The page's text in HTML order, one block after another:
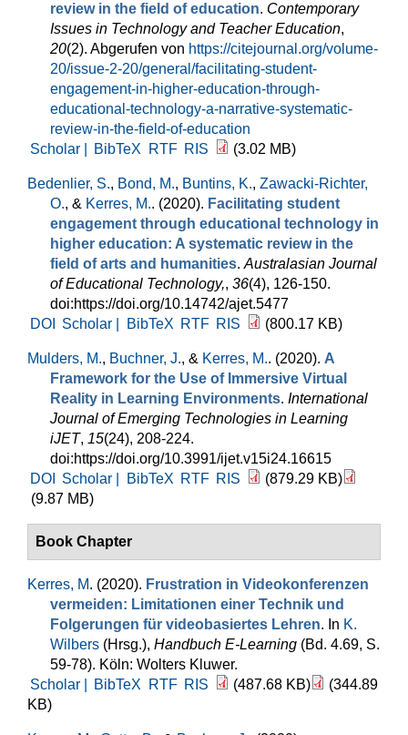
review in the field of education. Contemporary
Issues in Technology and Teacher Education,
20(2). Abgerufen von https://citejournal.org/volume-
20/issue-2-20/general/facilitating-student-
engagement-in-higher-education-through-
educational-technology-a-narrative-systematic-
review-in-the-field-of-education
Scholar |
BibTeX RTF RIS (3.02 MB)
Bedenlier, S., Bond, M., Buntins, K., Zawacki-Richter,
O., & Kerres, M.. (2020). Facilitating student
engagement through educational technology in
higher education: A systematic review in the
field of arts and humanities. Australasian Journal
of Educational Technology,, 36(4), 126-150.
doi:https://doi.org/10.14742/ajet.5477
DOI
Scholar | BibTeX RTF RIS (800.17 KB)
Mulders, M., Buchner, J., & Kerres, M.. (2020). A
Framework for the Use of Immersive Virtual
Reality in Learning Environments. International
Journal of Emerging Technologies in Learning
iJET, 15(24), 208-224.
doi:https://doi.org/10.3991/ijet.v15i24.16615
DOI
Scholar | BibTeX RTF RIS
(879.29 KB)
(9.87 MB)
Book Chapter
Kerres, M. (2020). Frustration in Videokonferenzen
vermeiden: Limitationen einer Technik und
Folgerungen für videobasiertes Lehren. In K.
Wilbers (Hrsg.), Handbuch E-Learning (Bd. 4.69, S.
59-78). Köln: Wolters Kluwer.
Scholar |
BibTeX RTF RIS (487.68 KB)
(344.89
KB)